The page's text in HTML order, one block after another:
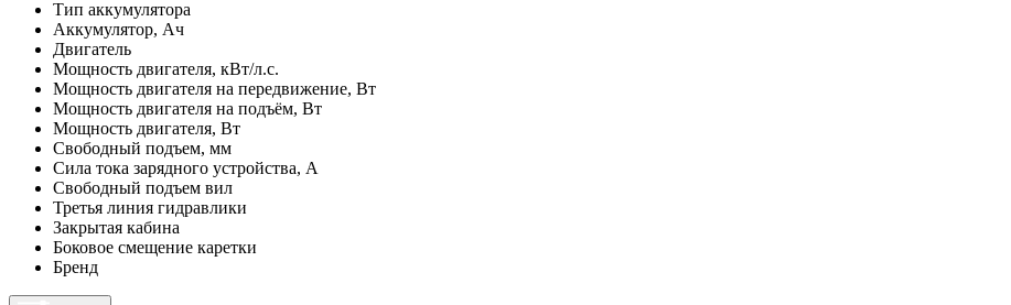
Тип аккумулятора
Аккумулятор, Ач
Двигатель
Мощность двигателя, кВт/л.с.
Мощность двигателя на передвижение, Вт
Мощность двигателя на подъём, Вт
Мощность двигателя, Вт
Свободный подъем, мм
Сила тока зарядного устройства, А
Свободный подъем вил
Третья линия гидравлики
Закрытая кабина
Боковое смещение каретки
Бренд